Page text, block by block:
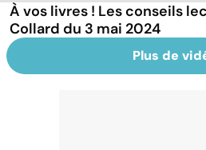
À vos livres ! Les conseils
Collard du 3 mai 2024
Plus de